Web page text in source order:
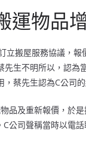
運物品
立搬屋服務協議，
生不明所以，認
蔡先生認為C公司
品及重新報價，於
公司聲稱當時以電